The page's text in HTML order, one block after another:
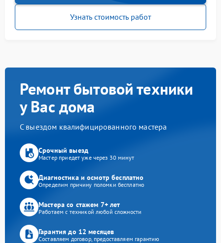
Узнать стоимость работ
Ремонт бытовой техники
у Вас дома
С выездом квалифицированного мастера
Срочный выезд
Мастер приедет уже через 30 минут
Диагностика и осмотр бесплатно
Определим причину поломки бесплатно
Мастера со стажем 7+ лет
Работаем с техникой любой сложности
Гарантия до 12 месяцев
Составляем договор, предоставляем гарантию